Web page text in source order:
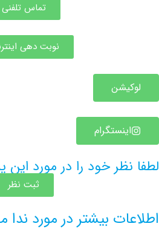
تماس تلفنی
نوبت دهی اینترنتی
خود را در مورد این
ثبت نظر
بیشتر در مورد ندا